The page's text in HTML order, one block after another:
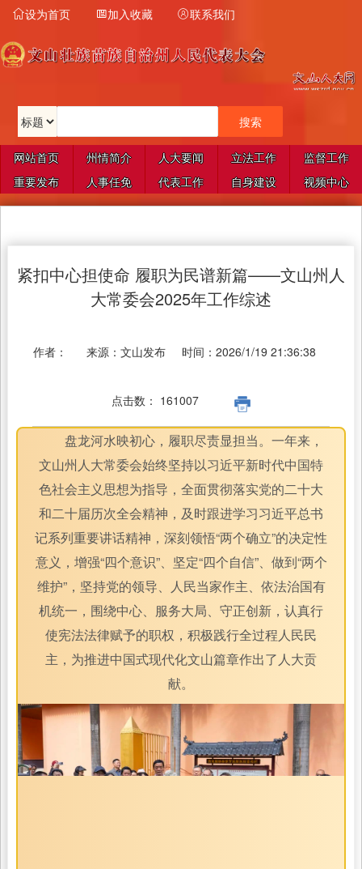
设为首页 加入收藏 联系我们
网站首页 州情简介 人大要闻 立法工作
监督工作
重要发布
人事任免 代表工作 自身建设 视频中心
紧扣中心担使命 履职为民谱新篇——文山州人
大常委会2025年工作综述
作者： 来源： 文山发布 时间： 2026/1/19 21:36:38
点击数： 161007
盘龙河水映初心，履职尽责显担当。一年来，
文山州人大常委会始终坚持以习近平新时代中国特
色社会主义思想为指导，全面贯彻落实党的二十大
和二十届历次全会精神，及时跟进学习习近平总书
记系列重要讲话精神，深刻领悟“两个确立”的决定性
意义，增强“四个意识”、坚定“四个自信”、做到“两个
维护”，坚持党的领导、人民当家作主、依法治国有
机统一，围绕中心、服务大局、守正创新，认真行
使宪法法律赋予的职权，积极践行全过程人民民
主，为推进中国式现代化文山篇章作出了人大贡
献。